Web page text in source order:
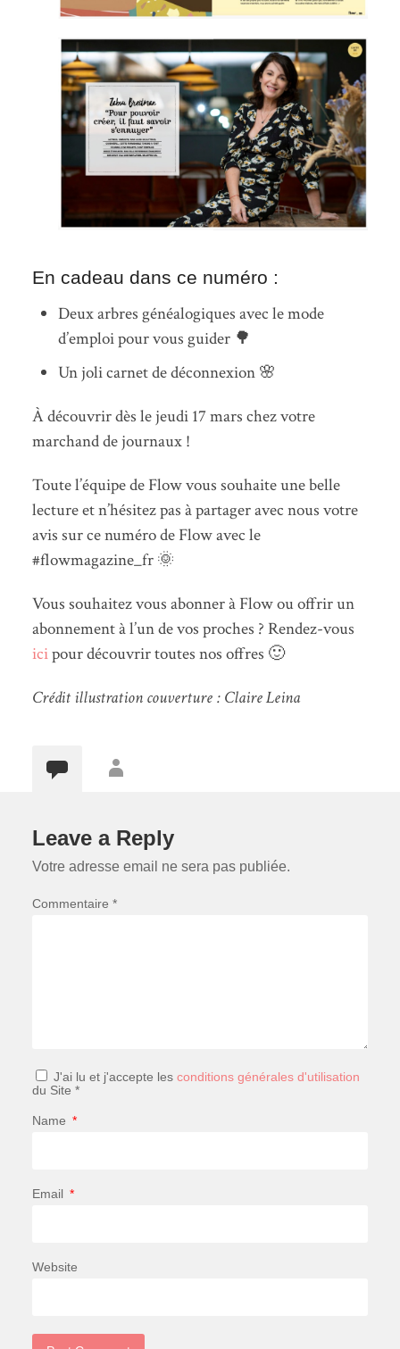
En cadeau dans ce numéro :
Deux arbres généalogiques avec le mode
d’emploi pour vous guider 🌳
Un joli carnet de déconnexion 🌸
À découvrir dès le jeudi 17 mars chez votre
marchand de journaux !
Toute l’équipe de Flow vous souhaite une belle
lecture et n’hésitez pas à partager avec nous votre
avis sur ce numéro de Flow avec le
#flowmagazine_fr 🌞
Vous souhaitez vous abonner à Flow ou offrir un
abonnement à l’un de vos proches ? Rendez-vous
icipour découvrir toutes nos offres 🙂
Crédit illustration couverture : Claire Leina
Leave a Reply
Votre adresse email ne sera pas publiée.
Commentaire *
J'ai lu et j'accepte les conditions générales d'utilisation
du Site *
Name *
Email *
Website